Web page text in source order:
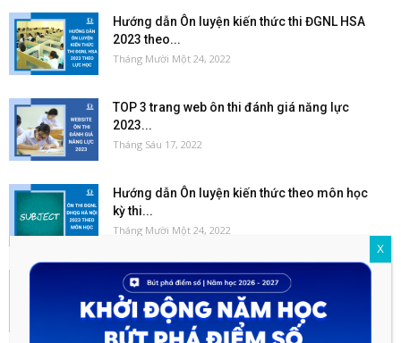
Hướng dẫn Ôn luyện kiến thức thi ĐGNL HSA
2023 theo...
Tháng Mười Một 24, 2022
TOP 3 trang web ôn thi đánh giá năng lực
2023...
Tháng Sáu 17, 2022
Hướng dẫn Ôn luyện kiến thức theo môn học
kỳ thi...
Tháng Mười Một 24, 2022
LÀM THẾ NÀO ĐỂ GIẤC MƠ ĐỖ ĐẠI HỌC TOP
CỦA...
Tháng Mười 13, 2023
X